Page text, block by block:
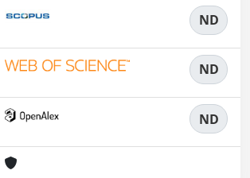
ND
ND
ND